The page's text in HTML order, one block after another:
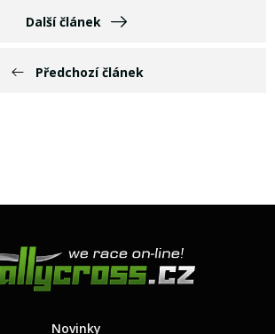
Předchozí článek
Další článek
Novinky